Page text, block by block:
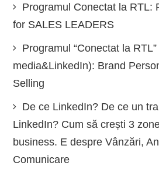
Programul Conectat la RTL:
for SALES LEADERS
Programul “Conectat la
media&LinkedIn): Brand
Selling
De ce LinkedIn? De ce un
LinkedIn? Cum să crești 3
business. E despre Vânzări,
Comunicare